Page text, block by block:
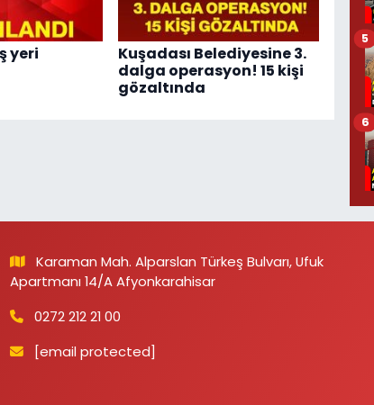
yeri
Kuşadası Belediyesine 3.
dalga operasyon! 15 kişi
gözaltında
5
6
Karaman Mah. Alparslan Türkeş Bulvarı, Ufuk
Apartmanı 14/A Afyonkarahisar
0272 212 21 00
[email protected]